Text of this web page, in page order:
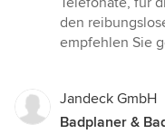
5
Sternen
den
empfehlen Sie
Jandeck GmbH
Badplaner &